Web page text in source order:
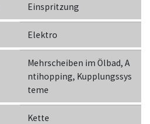
Einspritzung
Elektro
Mehrscheiben im Ölbad, A
ntihopping, Kupplungssys
teme
Kette